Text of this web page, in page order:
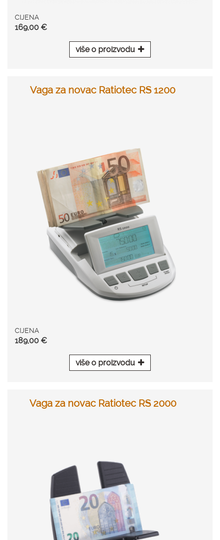
CIJENA
169,00 €
više o proizvodu
Vaga za novac Ratiotec RS 1200
CIJENA
189,00 €
više o proizvodu
Vaga za novac Ratiotec RS 2000